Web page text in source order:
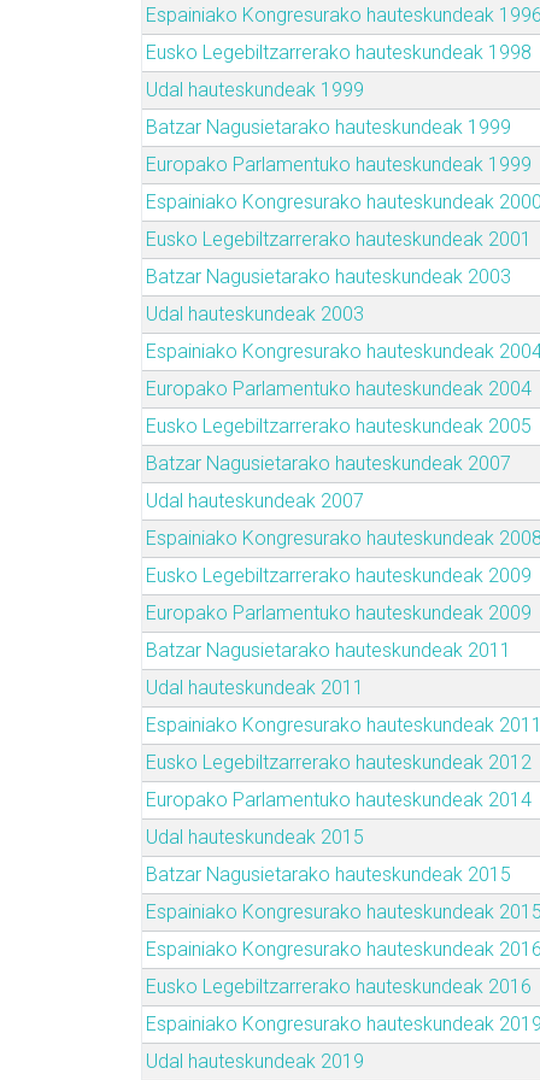
Espainiako Kongresurako hauteskundeak 1996
Eusko Legebiltzarrerako hauteskundeak 1998
Udal hauteskundeak 1999
Batzar Nagusietarako hauteskundeak 1999
Europako Parlamentuko hauteskundeak 1999
Espainiako Kongresurako hauteskundeak 2000
Eusko Legebiltzarrerako hauteskundeak 2001
Batzar Nagusietarako hauteskundeak 2003
Udal hauteskundeak 2003
Espainiako Kongresurako hauteskundeak
Europako Parlamentuko hauteskundeak 2004
Eusko Legebiltzarrerako hauteskundeak 2005
Batzar Nagusietarako hauteskundeak 2007
Udal hauteskundeak 2007
Espainiako Kongresurako hauteskundeak 2008
Eusko Legebiltzarrerako hauteskundeak 2009
Europako Parlamentuko hauteskundeak 2009
Batzar Nagusietarako hauteskundeak 2011
Udal hauteskundeak 2011
Espainiako Kongresurako hauteskundeak 2011
Eusko Legebiltzarrerako hauteskundeak 2012
Europako Parlamentuko hauteskundeak 2014
Udal hauteskundeak 2015
Batzar Nagusietarako hauteskundeak 2015
Espainiako Kongresurako hauteskundeak 2015
Espainiako Kongresurako hauteskundeak 2016
Eusko Legebiltzarrerako hauteskundeak 2016
Espainiako Kongresurako hauteskundeak 2019
Udal hauteskundeak 2019